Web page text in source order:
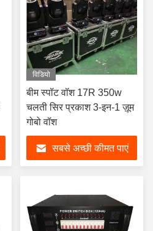
विडियो
बीम स्पॉट वॉश 17R 350w
चलती सिर प्रकाश 3-इन-1 ज़ूम
गोबो वॉश
सबसे अच्छी कीमत पाएं